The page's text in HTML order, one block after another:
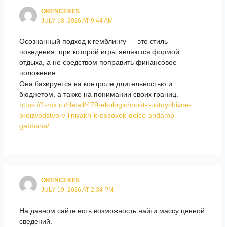
ORENCEKES
JULY 18, 2026 AT 9:44 AM
Осознанный подход к гемблингу — это стиль
поведения, при которой игры являются формой
отдыха, а не средством поправить финансовое
положение.
Она базируется на контроле длительностью и
бюджетом, а также на понимании своих границ.
https://1-mk.ru/detail/479-ekologichnost-i-ustoychivoe-
proizvodstvo-v-liniyakh-krossovok-dolce-andamp-
gabbana/
ORENCEKES
JULY 19, 2026 AT 2:34 PM
На данном сайте есть возможность найти массу ценной
сведений.